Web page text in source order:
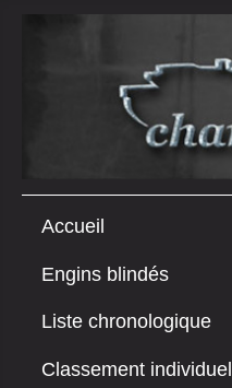
Accueil
Engins blindés
Liste chronologique
Classement individuel